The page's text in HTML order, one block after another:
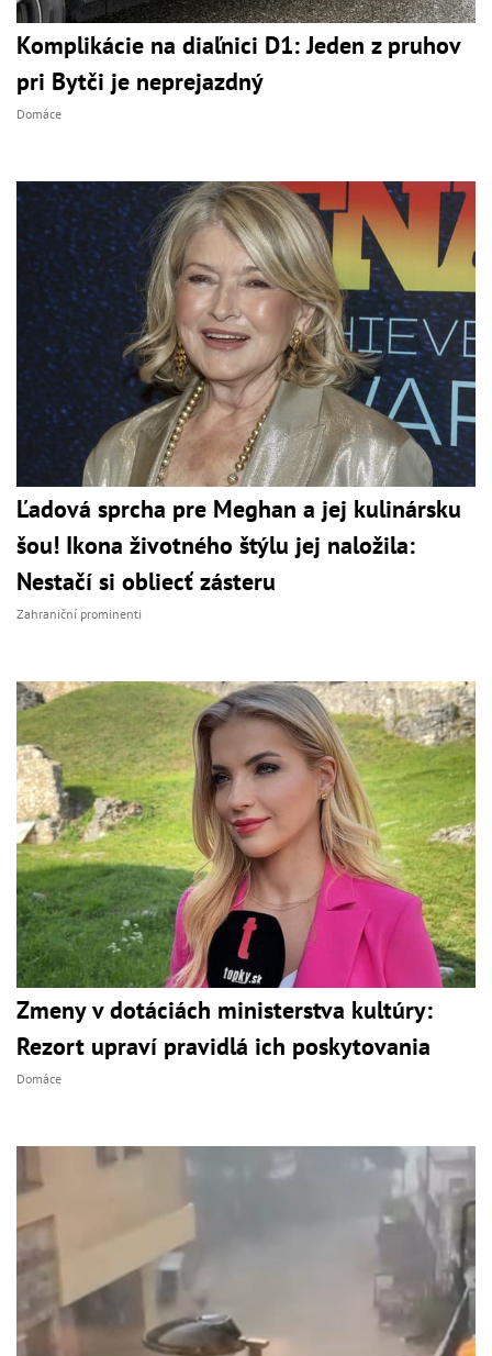
Komplikácie na diaľnici D1: Jeden z pruhov
pri Bytči je neprejazdný
Domáce
Ľadová sprcha pre Meghan a jej kulinársku
šou! Ikona životného štýlu jej naložila:
Nestačí si obliecť zásteru
Zahraniční prominenti
Zmeny v dotáciách ministerstva kultúry:
Rezort upraví pravidlá ich poskytovania
Domáce